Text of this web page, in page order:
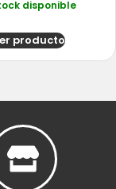
disponible
producto